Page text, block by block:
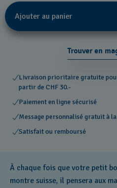
Ajouter au panier
Trouver en
Livraison prioritaire gratuite
partir de CHF 30.-
Paiement en ligne sécurisé
Message personnalisé gratuit à
Satisfait ou remboursé
À chaque fois que votre petit
montre suisse, il pensera aux